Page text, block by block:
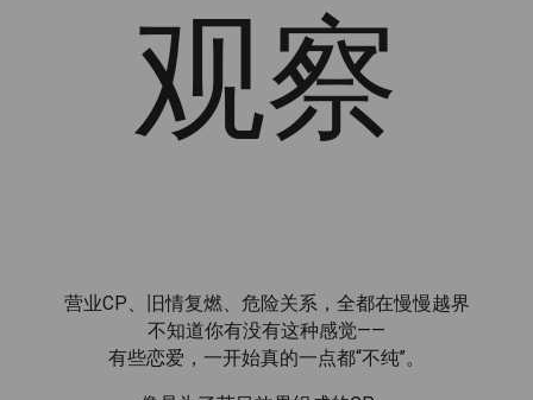
观察
营业CP、旧情复燃、危险关系，全都在慢慢越界
不知道你有没有这种感觉——
有些恋爱，一开始真的一点都“不纯”。